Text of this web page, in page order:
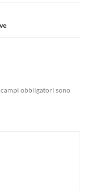
campi obbligatori sono